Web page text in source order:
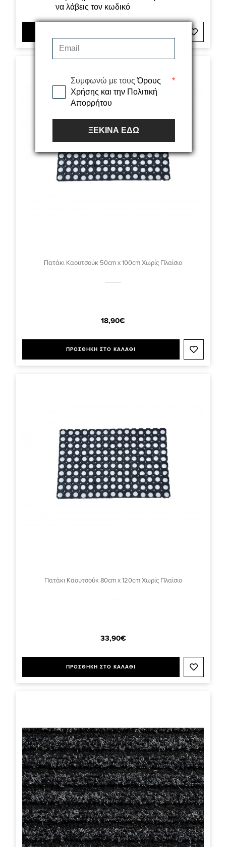
5,70€
Πατάκι Καουτσούκ 50cm x 100cm Χωρίς Πλαίσιο
18,90€
ΠΡΟΣΘΗΚΗ ΣΤΟ ΚΑΛΑΘΙ
Πατάκι Καουτσούκ 80cm x 120cm Χωρίς Πλαίσιο
33,90€
ΠΡΟΣΘΗΚΗ ΣΤΟ ΚΑΛΑΘΙ
να λάβεις τον κωδικό
Συμφωνώ με τουςΌρους
Χρήσης και την Πολιτική
Απορρήτου
*
ΞΕΚΙΝΑ ΕΔΩ